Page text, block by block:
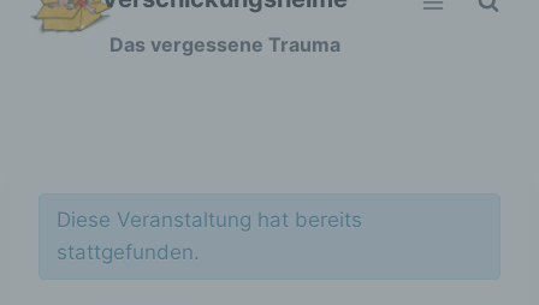
Zum
Das vergessene Trauma
Diese Veranstaltung hat bereits
stattgefunden.